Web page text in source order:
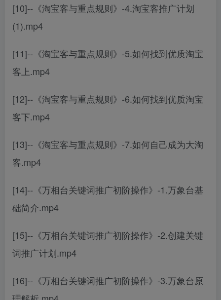
[10]--《淘宝客与重点规则》-4.淘宝客推广计划
(1).mp4
[11]--《淘宝客与重点规则》-5.如何找到优质淘宝
客上.mp4
[12]--《淘宝客与重点规则》-6.如何找到优质淘宝
客下.mp4
[13]--《淘宝客与重点规则》-7.如何自己成为大淘
客.mp4
[14]--《万相台关键词推广初阶操作》-1.万象台基
础简介.mp4
[15]--《万相台关键词推广初阶操作》-2.创建关键
词推广计划.mp4
[16]--《万相台关键词推广初阶操作》-3.万象台原